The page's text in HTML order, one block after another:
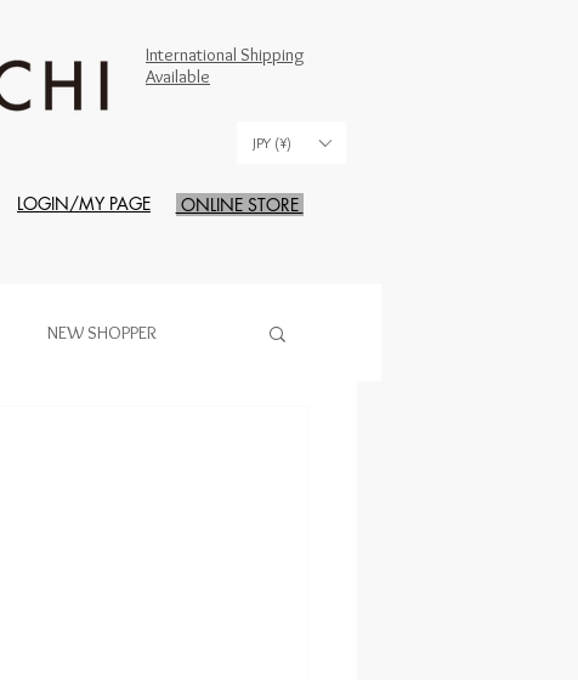
International Shipping
Available
JPY (¥)
LOGIN/MY PAGE ONLINE STORE
NEW SHOPPER